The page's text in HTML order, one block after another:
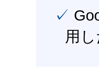
✓ Google Workspace（旧G Suite） を最大限に活
用